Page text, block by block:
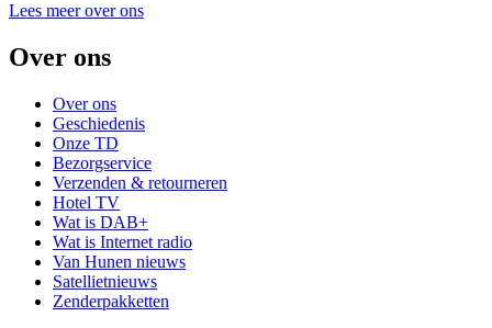
Lees meer over ons
Over ons
Over ons
Geschiedenis
Onze TD
Bezorgservice
Verzenden & retourneren
Hotel TV
Wat is DAB+
Wat is Internet radio
Van Hunen nieuws
Satellietnieuws
Zenderpakketten